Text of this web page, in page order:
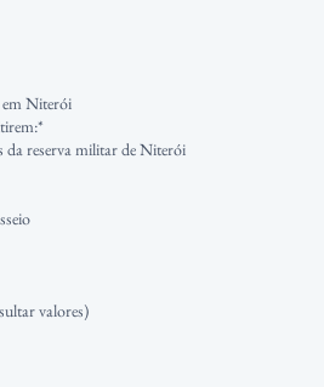
Niterói
reserva militar de Niterói
valores)